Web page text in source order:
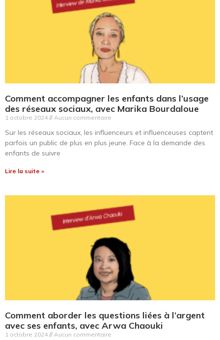
Comment accompagner les enfants dans l’usage
des réseaux sociaux, avec Marika Bourdaloue
1 octobre 2024 Aucun commentaire
Sur les réseaux sociaux, les influenceurs et influenceuses captent
parfois un public de plus en plus jeune. Face à la demande des
enfants de suivre
Lire la suite »
Comment aborder les questions liées à l’argent
avec ses enfants, avec Arwa Chaouki
1 octobre 2024 Aucun commentaire